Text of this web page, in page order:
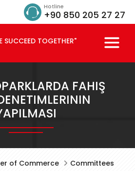
Hotline
+90 850 205 27 27
SUCCEED TOGETHER"
FAHIŞ
of Commerce
Committees